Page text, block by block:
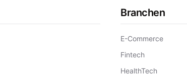
Branchen
E-Commerce
Fintech
HealthTech